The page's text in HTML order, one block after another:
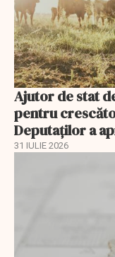
Ajutor de stat
pentru
Deputaților a
31 IULIE 2026